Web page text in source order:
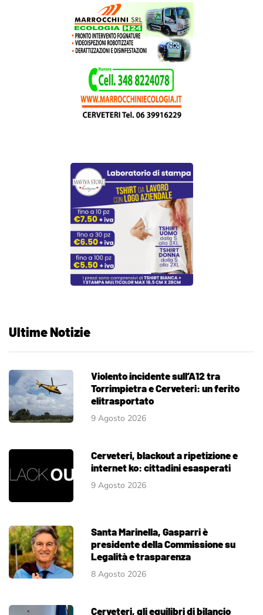
Ultime Notizie
Violento incidente sull’A12 tra
Torrimpietra e Cerveteri: un ferito
elitrasportato
9 Agosto 2026
Cerveteri, blackout a ripetizione e
internet ko: cittadini esasperati
9 Agosto 2026
Santa Marinella, Gasparri è
presidente della Commissione su
Legalità e trasparenza
8 Agosto 2026
Cerveteri, gli equilibri di bilancio